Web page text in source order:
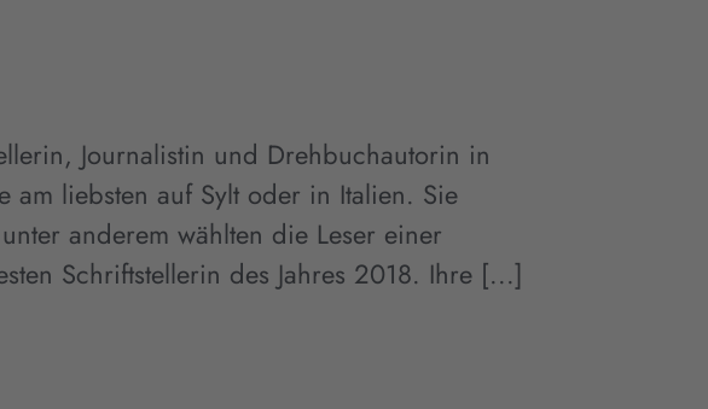
Journalistin und Drehbuchautorin in
am liebsten auf Sylt oder in Italien. Sie
anderem wählten die Leser einer
Schriftstellerin des Jahres 2018. Ihre [...]